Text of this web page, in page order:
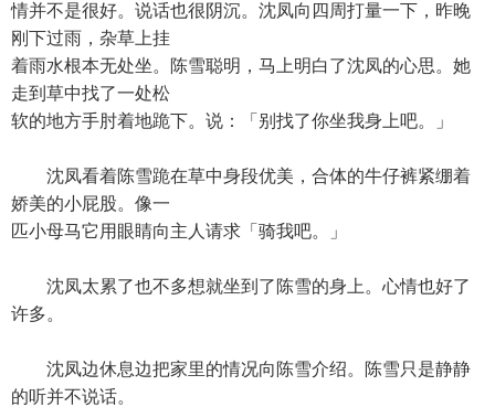
情并不是很好。说话也很阴沉。沈凤向四周打量一下，昨晚
刚下过雨，杂草上挂
着雨水根本无处坐。陈雪聪明，马上明白了沈凤的心思。她
走到草中找了一处松
软的地方手肘着地跪下。说：「别找了你坐我身上吧。」
沈凤看着陈雪跪在草中身段优美，合体的牛仔裤紧绷着
娇美的小屁股。像一
匹小母马它用眼睛向主人请求「骑我吧。」
沈凤太累了也不多想就坐到了陈雪的身上。心情也好了
许多。
沈凤边休息边把家里的情况向陈雪介绍。陈雪只是静静
的听并不说话。